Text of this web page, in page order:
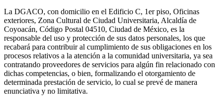
La DGACO, con domicilio en el Edificio C, 1er piso, Oficinas
exteriores, Zona Cultural de Ciudad Universitaria, Alcaldía de
Coyoacán, Código Postal 04510, Ciudad de México, es la
responsable del uso y protección de sus datos personales, los que
recabará para contribuir al cumplimiento de sus obligaciones en los
procesos relativos a la atención a la comunidad universitaria, ya sea
contratando proveedores de servicios para algún fin relacionado con
dichas competencias, o bien, formalizando el otorgamiento de
determinada prestación de servicio, lo cual se prevé de manera
enunciativa y no limitativa.